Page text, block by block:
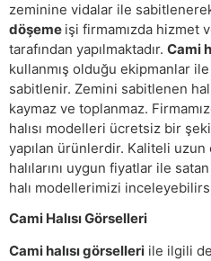
zeminine vidalar ile sabitlenerek
döşeme işi firmamızda hizmet
tarafından yapılmaktadır. Cami
kullanmış olduğu ekipmanlar ile
sabitlenir. Zemini sabitlenen
kaymaz ve toplanmaz.
halısı modelleri ücretsiz bir
yapılan ürünlerdir. Kaliteli
halılarını uygun fiyatlar ile
halı modellerimizi
Cami Halısı Görselleri
Cami halısı görselleri ile ilgili